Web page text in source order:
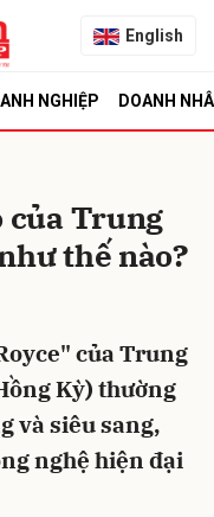
English
NGHIỆP DOANH
của Trung
thế nào?
của Trung
Kỳ) thường
và siêu sang,
nghệ hiện đại
Hủy